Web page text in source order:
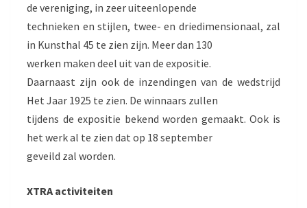
de vereniging, in zeer uiteenlopende
technieken en stijlen, twee- en driedimensionaal, zal
in Kunsthal 45 te zien zijn. Meer dan 130
werken maken deel uit van de expositie.
Daarnaast zijn ook de inzendingen van de wedstrijd
Het Jaar 1925 te zien. De winnaars zullen
tijdens de expositie bekend worden gemaakt. Ook is
het werk al te zien dat op 18 september
geveild zal worden.
XTRA activiteiten